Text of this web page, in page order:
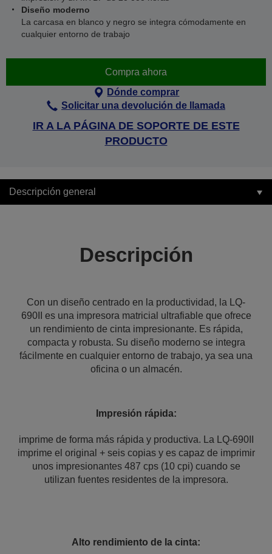
Diseño moderno
La carcasa en blanco y negro se integra cómodamente en
cualquier entorno de trabajo
Compra ahora
Dónde comprar
Solicitar una devolución de llamada
IR A LA PÁGINA DE SOPORTE DE ESTE
PRODUCTO
Descripción general
Descripción
Con un diseño centrado en la productividad, la LQ-
690II es una impresora matricial ultrafiable que ofrece
un rendimiento de cinta impresionante. Es rápida,
compacta y robusta. Su diseño moderno se integra
fácilmente en cualquier entorno de trabajo, ya sea una
oficina o un almacén.
Impresión rápida:
imprime de forma más rápida y productiva. La LQ-690II
imprime el original + seis copias y es capaz de imprimir
unos impresionantes 487 cps (10 cpi) cuando se
utilizan fuentes residentes de la impresora.
Alto rendimiento de la cinta: